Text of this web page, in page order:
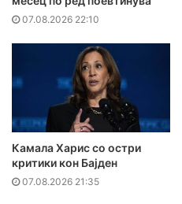
07.08.2026 22:10
Камала Харис со остри
критики кон Бајден
07.08.2026 21:35